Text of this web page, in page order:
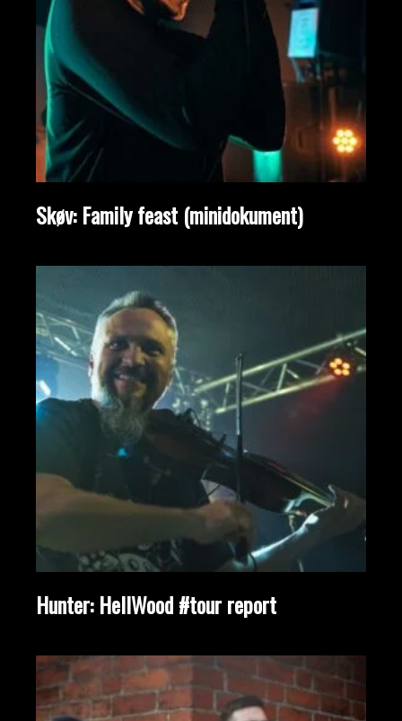
Skøv: Family feast (minidokument)
Hunter: HellWood #tour report